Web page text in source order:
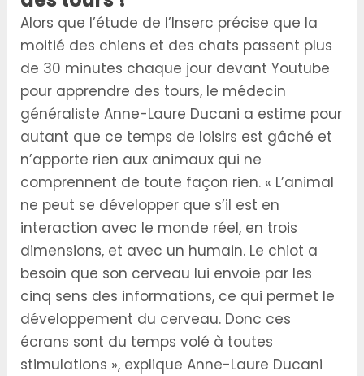
Alors que l’étude de l’Inserc précise que la
moitié des chiens et des chats passent plus
de 30 minutes chaque jour devant Youtube
pour apprendre des tours, le médecin
généraliste Anne-Laure Ducani a estime pour
autant que ce temps de loisirs est gâché et
n’apporte rien aux animaux qui ne
comprennent de toute façon rien. « L’animal
ne peut se développer que s’il est en
interaction avec le monde réel, en trois
dimensions, et avec un humain. Le chiot a
besoin que son cerveau lui envoie par les
cinq sens des informations, ce qui permet le
développement du cerveau. Donc ces
écrans sont du temps volé à toutes
stimulations », explique Anne-Laure Ducani